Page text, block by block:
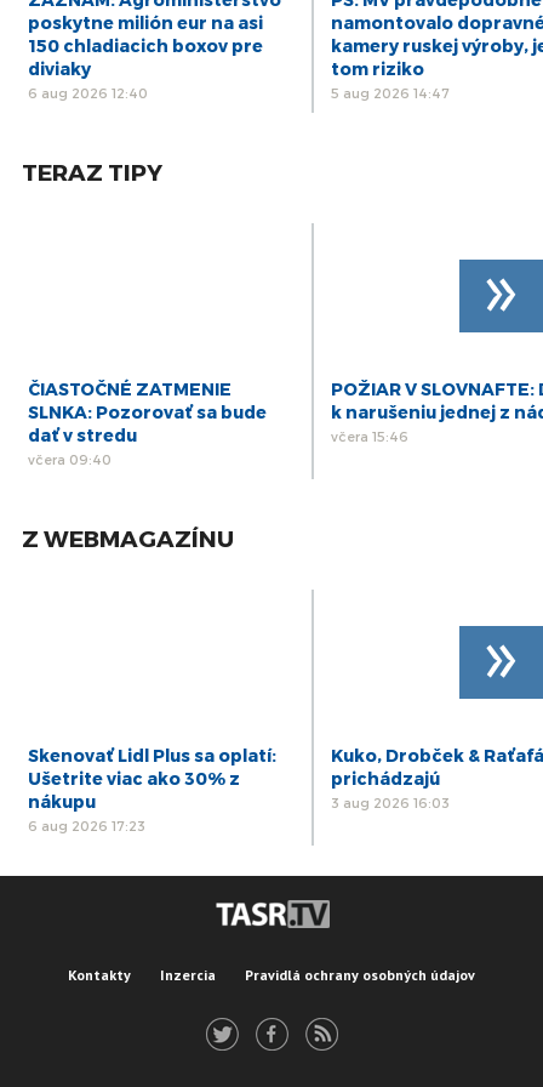
13
mar
DIÁR - štvrtok 13/03/25
poskytne milión eur na asi
150 chladiacich boxov pre
diviaky
6 aug 2026 12:40
namontovalo
kamery ruskej výroby,
tom riziko
5 aug 2026 14:47
TERAZ TIPY
ČIASTOČNÉ ZATMENIE
SLNKA: Pozorovať sa bude
dať v stredu
včera 09:40
POŽIAR V SLOVNAFTE:
k narušeniu jednej z
včera 15:46
»
Z WEBMAGAZÍNU
Skenovať Lidl Plus sa oplatí:
Ušetrite viac ako 30% z
nákupu
6 aug 2026 17:23
Kuko, Drobček &
prichádzajú
3 aug 2026 16:03
»
Kontakty Inzercia Pravidlá ochrany osobných údajov